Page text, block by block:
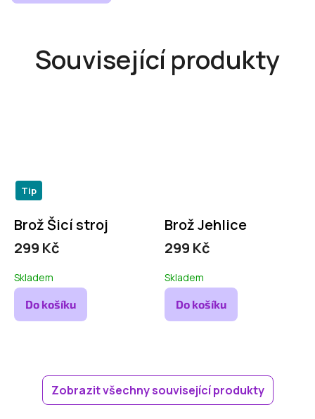
Související produkty
Tip
Brož Šicí stroj
299 Kč
Skladem
Do košíku
Brož Jehlice
299 Kč
Skladem
Do košíku
Zobrazit všechny související produkty